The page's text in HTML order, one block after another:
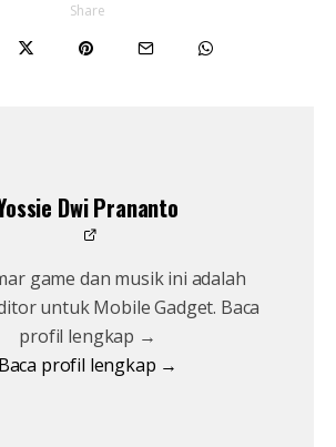
Share
Dwi Prananto
game dan musik ini adalah
untuk Mobile Gadget. Baca
profil lengkap →
Baca profil lengkap →